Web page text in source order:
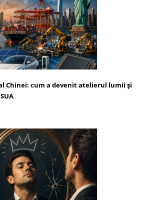
Chinei: cum a devenit atelierul lumii și